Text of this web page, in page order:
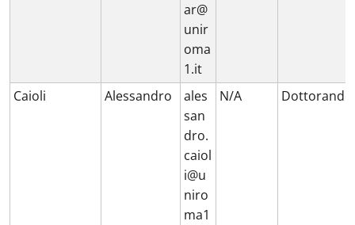
ar@
unir
oma
1.it
Caioli Alessandro
ales
san
dro.
caiol
i@u
niro
ma1
N/A Dottorando